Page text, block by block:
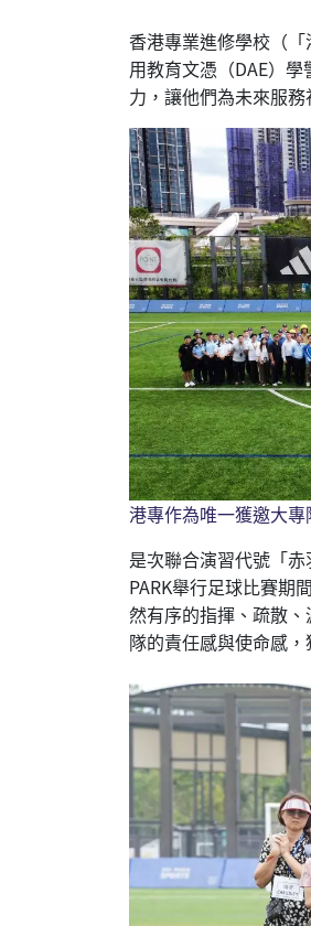
香港專業進修學校（
用教育文憑（DAE）
力，讓他們為未來服務
港專作為唯一獲邀大
是次聯合演習代號「
PARK舉行足球比賽期
然有序的指揮、疏散
隊的責任感與使命感，